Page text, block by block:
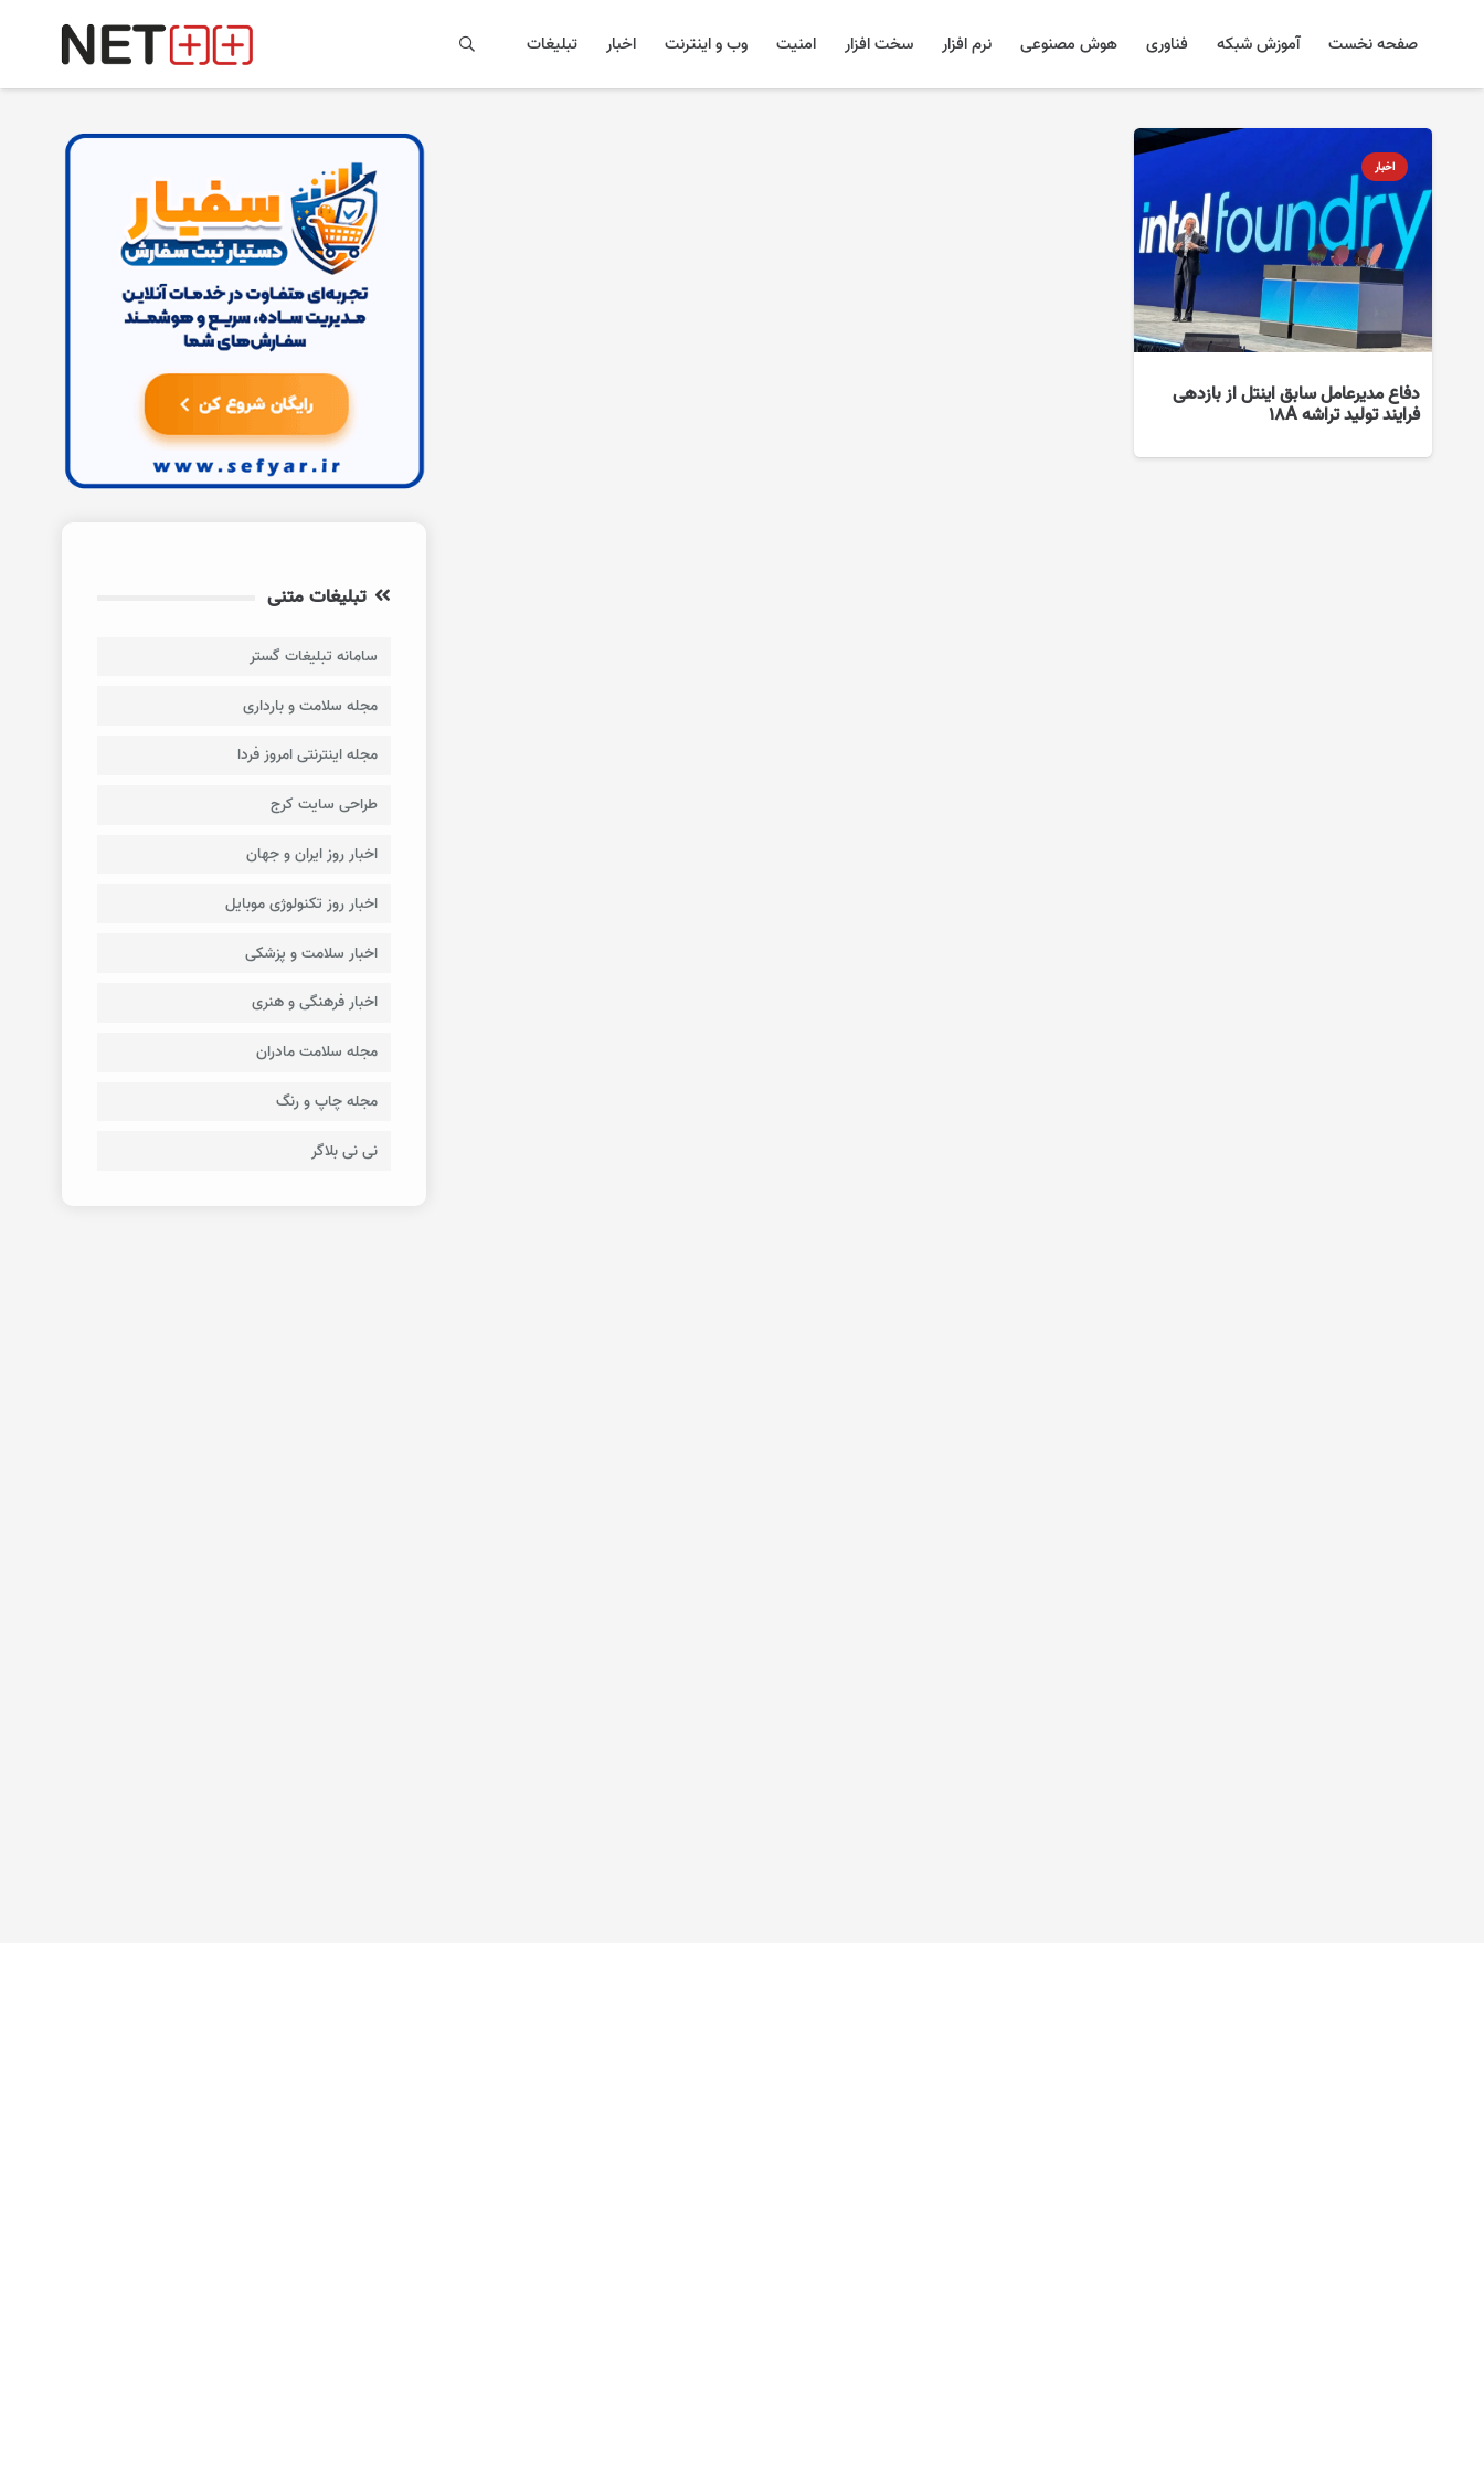
صفحه نخست آموزش شبکه فناوری هوش مصنوعی نرم افزار سخت افزار امنیت وب و اینترنت اخبار تبلیغات
اخبار
دفاع مدیرعامل سابق اینتل از بازدهی
فرایند تولید تراشه ۱۸A
تبلیغات متنی
سامانه تبلیغات گستر
مجله سلامت و بارداری
مجله اینترنتی امروز فردا
طراحی سایت کرج
اخبار روز ایران و جهان
اخبار روز تکنولوژی موبایل
اخبار سلامت و پزشکی
اخبار فرهنگی و هنری
مجله سلامت مادران
مجله چاپ و رنگ
نی نی بلاگر